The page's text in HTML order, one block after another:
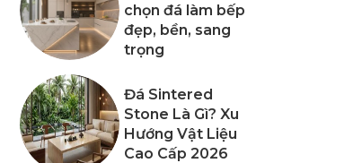
chọn đá làm bếp
đẹp, bền, sang
trọng
Đá Sintered
Stone Là Gì? Xu
Hướng Vật Liệu
Cao Cấp 2026